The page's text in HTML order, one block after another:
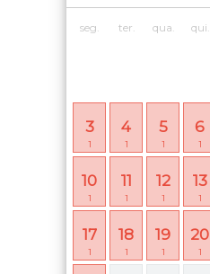
seg. ter. qua. qui.
3
1
4
1
5
1
6
1
10
1
11
1
12
1
13
1
17
1
18
1
19
1
20
1